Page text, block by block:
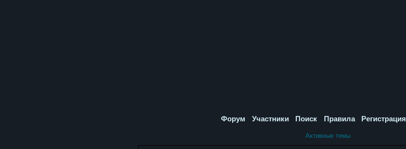
Форум Участники Поиск Правила Регистрация
Активные темы